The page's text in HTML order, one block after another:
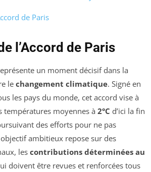
de Paris
l’Accord de Paris
un moment décisif dans la
le changement climatique. Signé en
les pays du monde, cet accord vise à
températures moyennes à 2°C d’ici la fin
des efforts pour ne pas
objectif ambitieux repose sur des
les contributions déterminées au
doivent être revues et renforcées tous